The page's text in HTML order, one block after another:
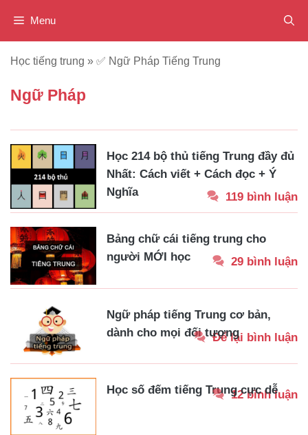
Menu
Học tiếng trung » ✅ Ngữ Pháp Tiếng Trung
Ngữ Pháp
Học 214 bộ thủ tiếng Trung đầy đủ
Nhất: Cách viết + Cách đọc + Ý
Nghĩa
119 bình luận
Bảng chữ cái tiếng trung cho
người MỚI học
29 bình luận
Ngữ pháp tiếng Trung cơ bản,
dành cho mọi đối tượngĐể lại bình luận
Học số đếm tiếng Trung cực dễ
12 bình luận